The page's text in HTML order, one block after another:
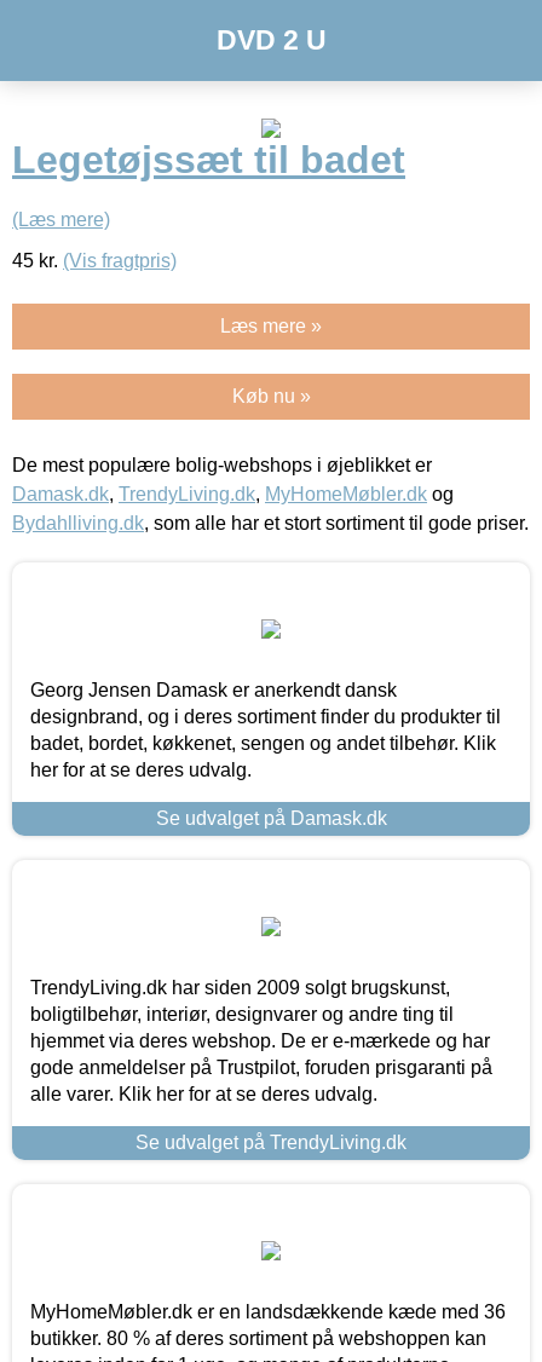
DVD 2 U
Legetøjssæt til badet
(Læs mere)
45 kr. (Vis fragtpris)
Læs mere »
Køb nu »
De mest populære bolig-webshops i øjeblikket er
Damask.dk, TrendyLiving.dk, MyHomeMøbler.dk og
Bydahlliving.dk, som alle har et stort sortiment til gode priser.
Georg Jensen Damask er anerkendt dansk
designbrand, og i deres sortiment finder du produkter til
badet, bordet, køkkenet, sengen og andet tilbehør. Klik
her for at se deres udvalg.
Se udvalget på Damask.dk
TrendyLiving.dk har siden 2009 solgt brugskunst,
boligtilbehør, interiør, designvarer og andre ting til
hjemmet via deres webshop. De er e-mærkede og har
gode anmeldelser på Trustpilot, foruden prisgaranti på
alle varer. Klik her for at se deres udvalg.
Se udvalget på TrendyLiving.dk
MyHomeMøbler.dk er en landsdækkende kæde med 36
butikker. 80 % af deres sortiment på webshoppen kan